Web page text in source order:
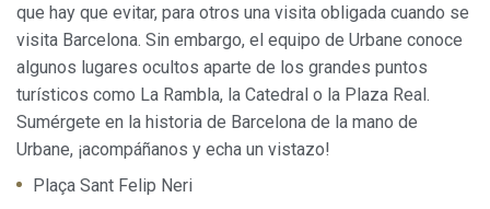
que hay que evitar, para otros una visita obligada cuando se
visita Barcelona. Sin embargo, el equipo de Urbane conoce
algunos lugares ocultos aparte de los grandes puntos
turísticos como La Rambla, la Catedral o la Plaza Real.
Sumérgete en la historia de Barcelona de la mano de
Urbane, ¡acompáñanos y echa un vistazo!
Plaça Sant Felip Neri
Este sitio web utiliza Cookies propias para recopilar
información con la finalidad de mejorar nuestros servicios.
Si continua navegando, supone la aceptación de la
instalación de las mismas. El usuario tiene la posibilidad
de configurar su navegador pudiendo, si así lo desea,
impedir que sean instaladas en su disco duro, aunque
deberá tener en cuenta que dicha acción podrá ocasionar
dificultades de navegación de la página web.
Analíticas y personalización